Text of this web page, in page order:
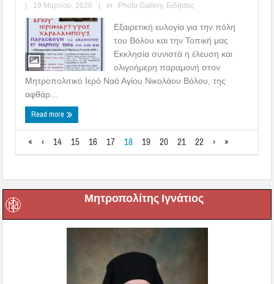
| 19 Μαρτίου, 2026 | in : Photo Gallery, Ειδήσεις
Εξαιρετική ευλογία για την πόλη
του Βόλου και την Τοπική μας
Εκκλησία συνιστά η έλευση και
ολιγοήμερη παραμονή στον
Μητροπολιτικό Ιερό Ναό Αγίου Νικολάου Βόλου, της
αφθάρ...
Read more
« ‹ 14 15 16 17 18 19 20 21 22 › »
Μητροπολίτης Ιγνάτιος